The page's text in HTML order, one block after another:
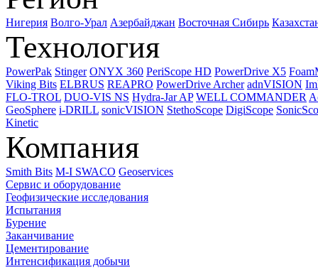
Нигерия Волго-Урал Азербайджан Восточная Сибирь
Технология
PowerPak Stinger ONYX 360 PeriScope HD PowerDrive X5
Viking Bits ELBRUS REAPRO PowerDrive Archer adnVISION
FLO-TROL DUO-VIS NS Hydra-Jar AP WELL COMMANDER
GeoSphere i-DRILL sonicVISION StethoScope DigiScope
Kinetic
Компания
Smith Bits M-I SWACO Geoservices
Сервис и оборудование
Геофизические исследования
Испытания
Бурение
Заканчивание
Цементирование
Интенсификация добычи